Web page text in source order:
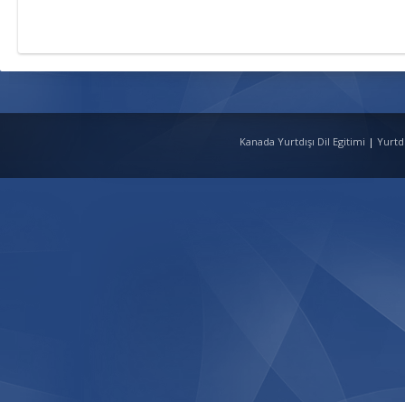
Kanada Yurtdışı Dil Egitimi |